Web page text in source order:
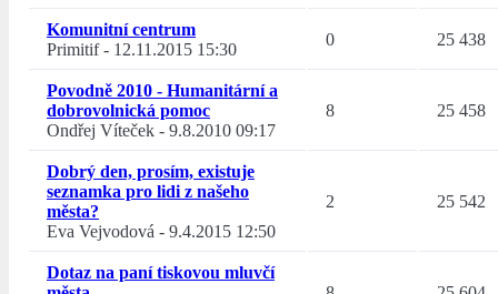
Komunitní centrum
Primitif- 12.11.2015 15:30
0 25 438
Povodně 2010 - Humanitární a
dobrovolnická pomoc
Ondřej Víteček - 9.8.2010 09:17
8 25 458
Dobrý den, prosím, existuje
seznamka pro lidi z našeho
města?
Eva Vejvodová - 9.4.2015 12:50
2 25 542
Dotaz na paní tiskovou mluvčí